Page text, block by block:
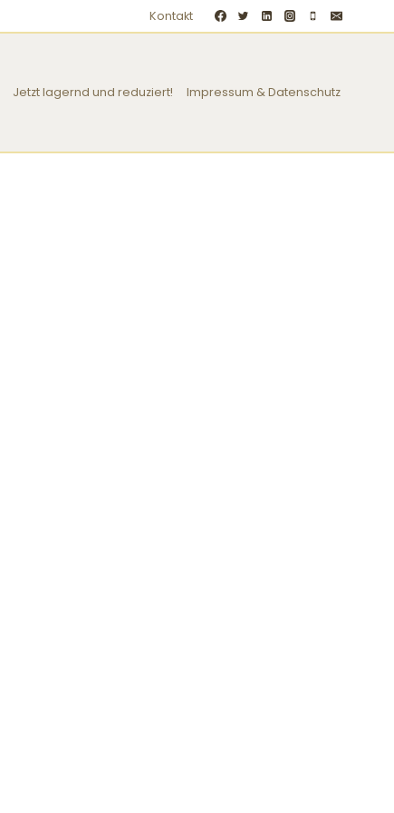
Kontakt
Jetzt lagernd und reduziert! Impressum & Datenschutz